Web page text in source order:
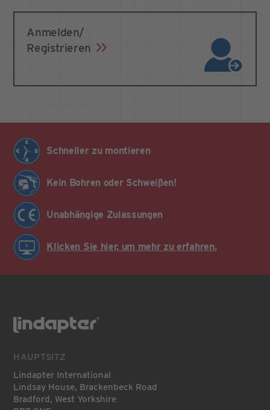
Anmelden/
Registrieren
Schneller zu montieren
Kein Bohren oder Schweißen!
Unabhängige Zulassungen
Klicken Sie hier, um mehr zu erfahren.
HAUPTSITZ
Lindapter International
Lindsay House, Brackenbeck Road
Bradford, West Yorkshire